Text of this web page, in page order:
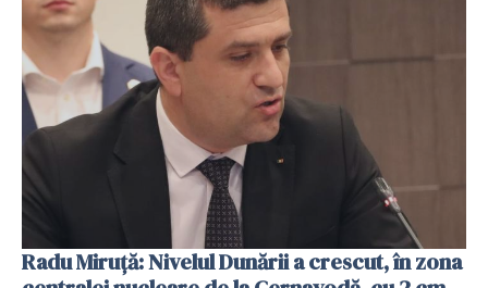
Radu Miruţă: Nivelul Dunării a crescut, în zona